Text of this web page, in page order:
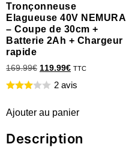
Tronçonneuse
Elagueuse 40V NEMURA
– Coupe de 30cm +
Batterie 2Ah + Chargeur
rapide
169.99€ 119.99€ TTC
2 avis
Ajouter au panier
Description